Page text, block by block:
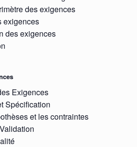
des exigences
exigences
des exigences
Exigences
Spécification
et les contraintes